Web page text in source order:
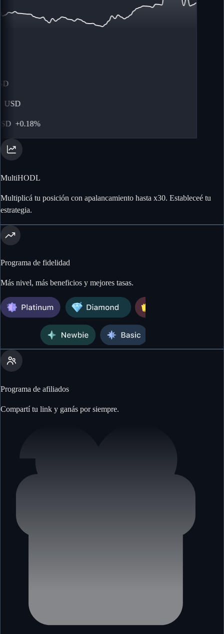
+ 0.18%
MultiHODL
Multiplicá tu posición con apalancamiento hasta x30. Estableceé tu
estrategia.
Programa de fidelidad
Más nivel, más beneficios y mejores tasas.
Programa de afiliados
Compartí tu link y ganás por siempre.